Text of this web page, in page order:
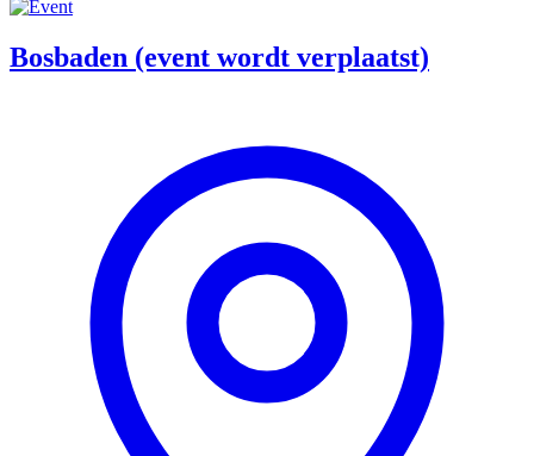
Bosbaden (event wordt verplaatst)